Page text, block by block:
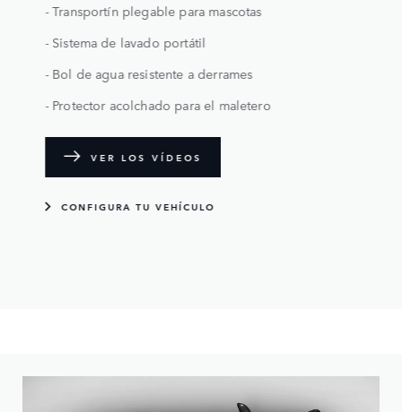
- Transportín plegable para mascotas
- Sistema de lavado portátil
- Bol de agua resistente a derrames
- Protector acolchado para el maletero
VER LOS VÍDEOS
CONFIGURA TU VEHÍCULO